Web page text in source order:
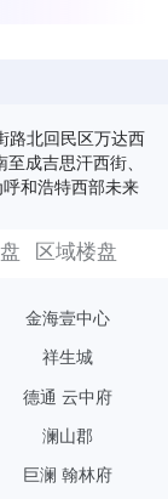
路北回民区万达西
成吉思汗西街、
和浩特西部未来
达便捷，周边生
筑呼和浩特高
典藏在大青山山
产品，全社区人
产品(160%超值
目，呼和浩特城
障业主私密安
致，中央景观区
区域楼盘
金海壹中心
祥生城
德通 云中府
澜山郡
巨澜 翰林府